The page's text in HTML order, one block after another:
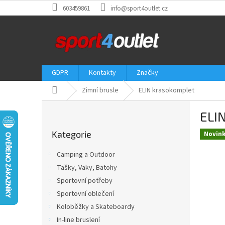
na
603459861 info@sport4outlet.cz
GDPR Kontakty
Značky
Domů Zimní brusle ELIN krasokomplet
kategorie
Kategorie
Camping a Outdoor
Tašky, Vaky, Batohy
Sportovní potřeby
Sportovní oblečení
Koloběžky a Skateboardy
In-line bruslení